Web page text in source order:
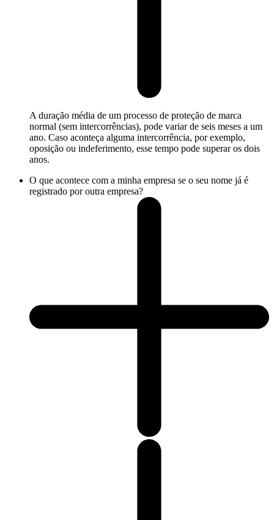
A duração média de um processo de proteção de marca
normal (sem intercorrências), pode variar de seis meses a um
ano. Caso aconteça alguma intercorrência, por exemplo,
oposição ou indeferimento, esse tempo pode superar os dois
anos.
O que acontece com a minha empresa se o seu nome já é
registrado por outra empresa?